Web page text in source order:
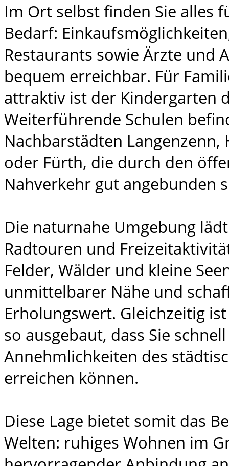
Im Ort selbst finden Sie alles
Bedarf:
Restaurants sowie Ärzte und
bequem erreichbar. Für
attraktiv ist der Kindergarten
Weiterführende Schulen
Nachbarstädten Langenzenn,
oder Fürth, die durch den
Nahverkehr gut angebunden
Die naturnahe Umgebung
Radtouren und
Felder, Wälder und kleine
unmittelbarer Nähe und
Erholungswert. Gleichzeitig
so ausgebaut, dass Sie
Annehmlichkeiten des
erreichen können.
Diese Lage bietet somit das
Welten: ruhiges Wohnen im